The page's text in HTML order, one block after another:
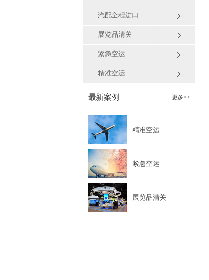
汽配全程进口
展览品清关
紧急空运
精准空运
最新案例 更多>>
精准空运
紧急空运
展览品清关